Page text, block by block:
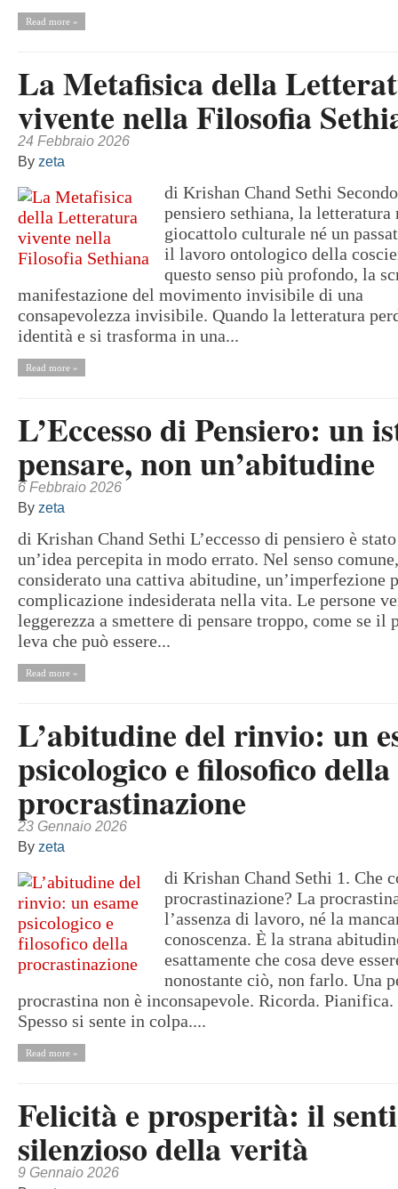
Read more »
La Metafisica della
vivente nella Filosofia
24 Febbraio 2026
By zeta
di Krishan Chand Sethi
pensiero sethiana, la letteratura
giocattolo culturale né un
il lavoro ontologico della
questo senso più profondo, la
manifestazione del movimento invisibile di una
consapevolezza invisibile. Quando la letteratura
identità e si trasforma in una...
Read more »
L’Eccesso di Pensiero: un
pensare, non un’abitudine
6 Febbraio 2026
By zeta
di Krishan Chand Sethi L’eccesso di pensiero è
un’idea percepita in modo errato. Nel senso
considerato una cattiva abitudine, un’imperfezione
complicazione indesiderata nella vita. Le persone
leggerezza a smettere di pensare troppo, come se il
leva che può essere...
Read more »
L’abitudine del rinvio: un
psicologico e filosofico della
procrastinazione
23 Gennaio 2026
By zeta
di Krishan Chand Sethi 1. Che
procrastinazione? La
l’assenza di lavoro, né la
conoscenza. È la strana
esattamente che cosa deve
nonostante ciò, non farlo. Una
procrastina non è inconsapevole. Ricorda. Pianifica.
Spesso si sente in colpa....
Read more »
Felicità e prosperità: il
silenzioso della verità
9 Gennaio 2026